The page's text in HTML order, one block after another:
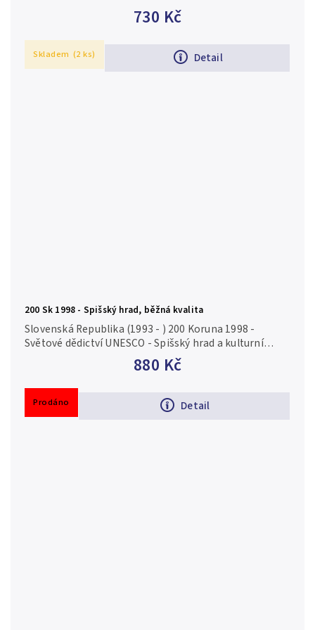
730 Kč
Detail
Gavula, Aurea S 39, běžná zachovalost Ag 0,750, 34 mm
Skladem (2 ks)
200 Sk 1998 - Spišský hrad, běžná kvalita
880 Kč
Detail
Slovenská Republika (1993 - ) 200 Koruna 1998 -
Světové dědictví UNESCO - Spišský hrad a kulturní
památky v jeho okolí, autor Milan Virčík, Aurea S 34,
běžná zachovalost Ag...
Prodáno